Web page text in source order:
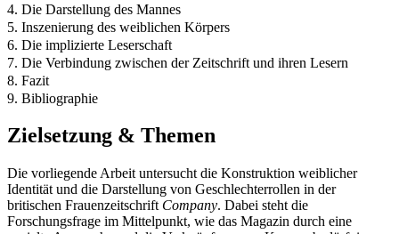
4. Die Darstellung des Mannes
5. Inszenierung des weiblichen Körpers
6. Die implizierte Leserschaft
7. Die Verbindung zwischen der Zeitschrift und ihren Lesern
8. Fazit
9. Bibliographie
Zielsetzung & Themen
Die vorliegende Arbeit untersucht die Konstruktion weiblicher
Identität und die Darstellung von Geschlechterrollen in der
britischen Frauenzeitschrift Company. Dabei steht die
Forschungsfrage im Mittelpunkt, wie das Magazin durch eine